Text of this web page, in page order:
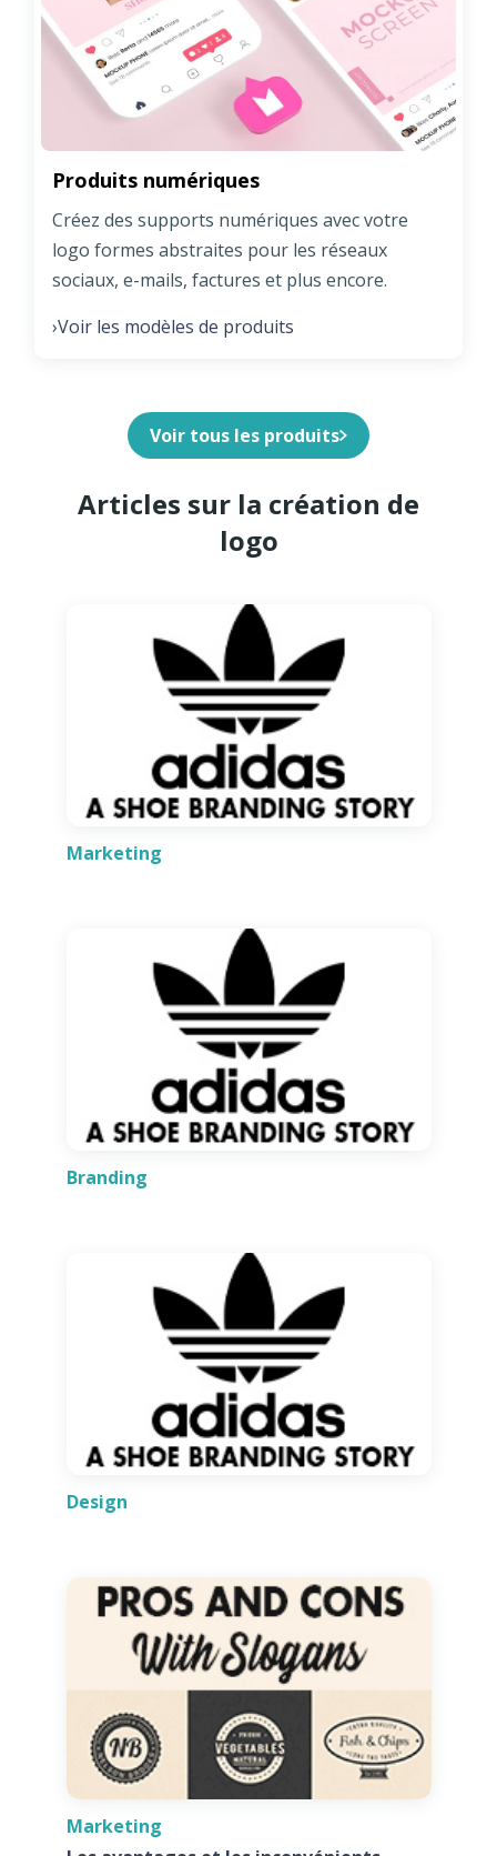
Produits numériques
Créez des supports numériques avec votre
logo formes abstraites pour les réseaux
sociaux, e-mails, factures et plus encore.
›Voir les modèles de produits
Voir tous les produits
Articles sur la création de
logo
Marketing
Branding
Design
Marketing